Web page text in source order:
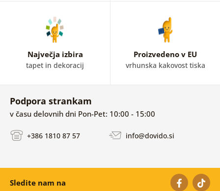
Največja izbira
tapet in dekoracij
Proizvedeno v EU
vrhunska kakovost tiska
Podpora strankam
v času delovnih dni Pon-Pet: 10:00 - 15:00
+386 1810 87 57 info@dovido.si
Sledite nam na